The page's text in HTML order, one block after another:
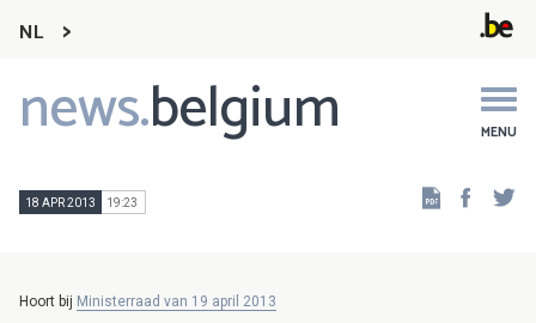
NL
news.belgium MENU
Main
navigation
18 APR 2013 19:23
Hoort bij Ministerraad van 19 april 2013